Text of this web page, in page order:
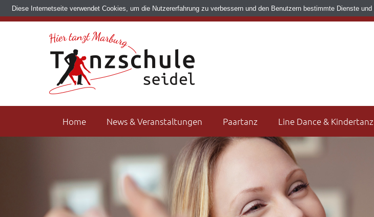
Home News & Veranstaltungen Paartanz Line Dance &
Diese Internetseite verwendet Cookies, um die Nutzererfahrung zu verbessern und den Benutzern bestimmte Dienste